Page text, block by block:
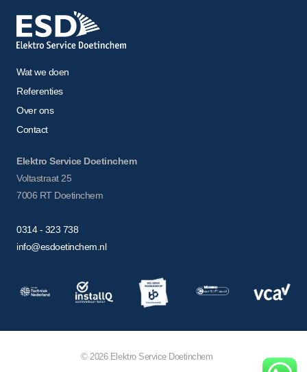
Wat we doen
Referenties
Over ons
Contact
Elektro Service Doetinchem
Voltastraat 25
7006 RT Doetinchem
0314 - 323 738
info@esdoetinchem.nl
© 2026 Elektro Service Doetinchem